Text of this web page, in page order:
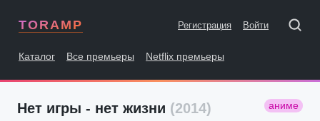
TORAMP Регистрация Войти
Каталог Все премьеры Netflix премьеры
Нет игры - нет жизни (2014) аниме